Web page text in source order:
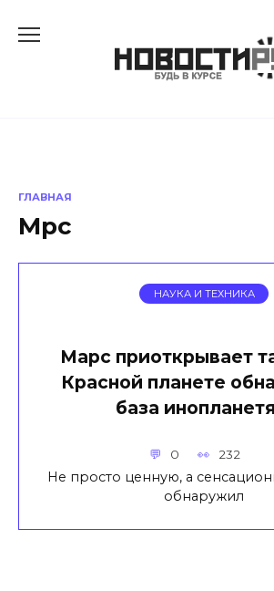
ГЛАВНАЯ
Мрс
НАУКА И ТЕХНИКА
Марс приоткрывает
Красной планете
база
0 232
Не просто ценную, а
обнаружил